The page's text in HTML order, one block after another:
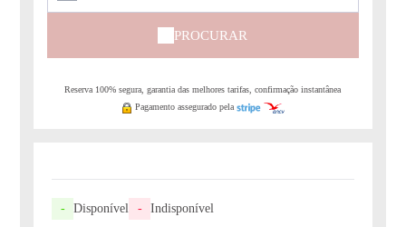
PROCURAR
Reserva 100% segura, garantia das melhores tarifas, confirmação instantânea
Pagamento assegurado pela
- Disponível - Indisponível